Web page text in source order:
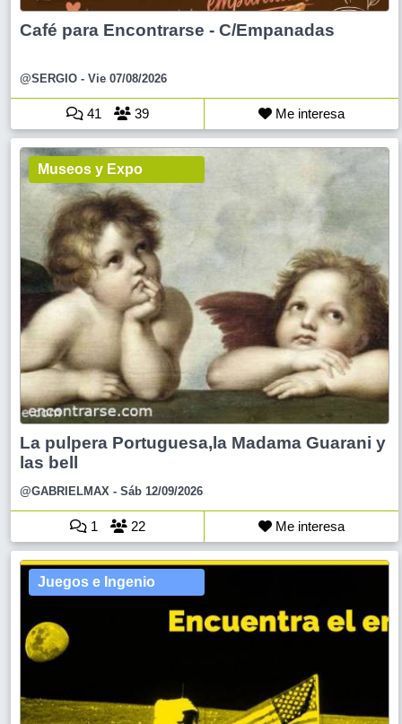
Café para Encontrarse - C/Empanadas
@SERGIO - Vie 07/08/2026
41 39 Me interesa
Museos y Expo
La pulpera Portuguesa,la Madama Guarani y
las bell
@GABRIELMAX - Sáb 12/09/2026
1 22 Me interesa
Juegos e Ingenio